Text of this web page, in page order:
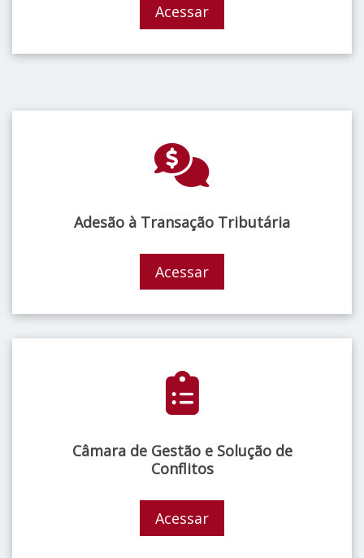
Acessar
Adesão à Transação Tributária
Acessar
Câmara de Gestão e Solução de
Conflitos
Acessar